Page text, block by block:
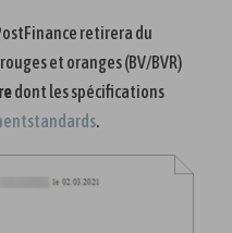
retirera du
et oranges (BV/BVR)
dont les spécifications
.